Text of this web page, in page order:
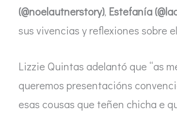
(@noelautnerstory), Estefanía
sus vivencias y reflexiones sobre
Lizzie Quintas adelantó que “as
queremos presentacións
esas cousas que teñen chicha e